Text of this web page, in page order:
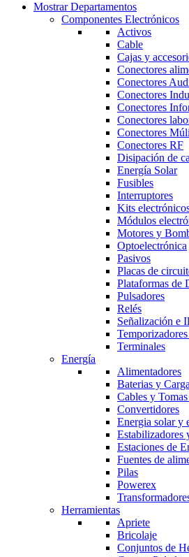
Mostrar Departamentos
Componentes Electrónicos
Activos
Cable
Cajas y
Conectores
Conectores
Conectores
Conectores
Conectores
Conectores
Conectores RF
Disipación de
Energía Solar
Fusibles
Interruptores
Kits
Módulos
Motores y
Optoelectrónica
Pasivos
Placas de
Plataformas de
Pulsadores
Relés
Señalización e
Terminales
Energía
Alimentadores
Baterias y
Cables y
Convertidores
Energia solar y
Estabilizadores
Estaciones de
Fuentes de
Pilas
Powerex
Herramientas
Apriete
Bricolaje
Conjuntos de